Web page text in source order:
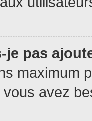
je pas
maximum
vous avez